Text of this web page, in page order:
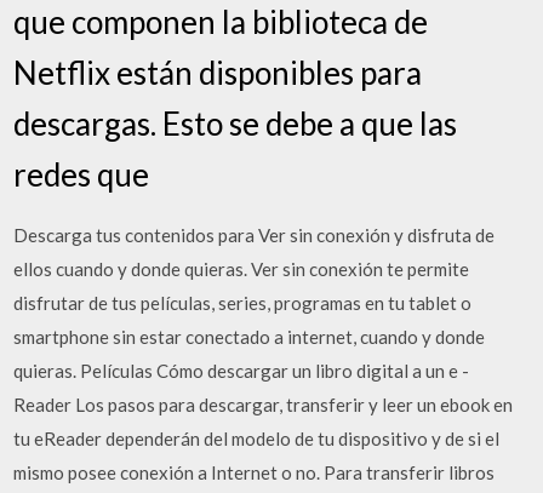
que componen la biblioteca de
Netflix están disponibles para
descargas. Esto se debe a que las
redes que
Descarga tus contenidos para Ver sin conexión y disfruta de
ellos cuando y donde quieras. Ver sin conexión te permite
disfrutar de tus películas, series, programas en tu tablet o
smartphone sin estar conectado a internet, cuando y donde
quieras. Películas Cómo descargar un libro digital a un e -
Reader Los pasos para descargar, transferir y leer un ebook en
tu eReader dependerán del modelo de tu dispositivo y de si el
mismo posee conexión a Internet o no. Para transferir libros